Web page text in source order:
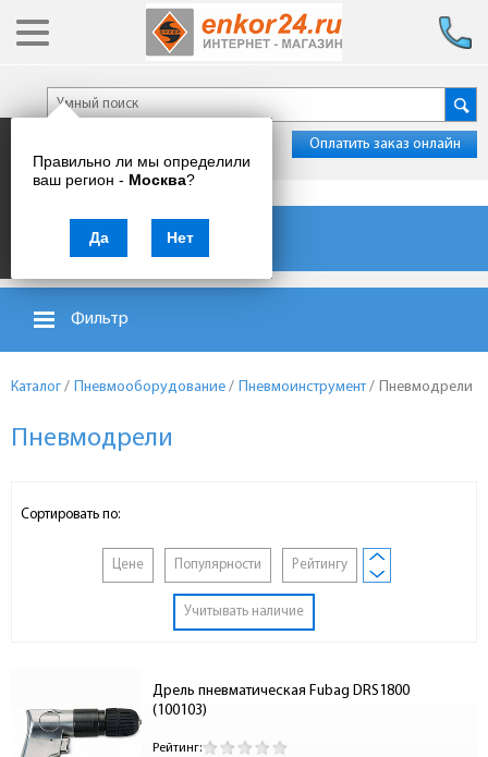
Правильно ли мы определили
ваш регион - Москва?
Да Нет
Оплатить заказ онлайн
Каталог товаров
Фильтр
Каталог / Пневмооборудование / Пневмоинструмент/ Пневмодрели
Пневмодрели
Сортировать по:
Цене Популярности Рейтингу
Учитывать наличие
Дрель пневматическая Fubag DRS1800
(100103)
Рейтинг: